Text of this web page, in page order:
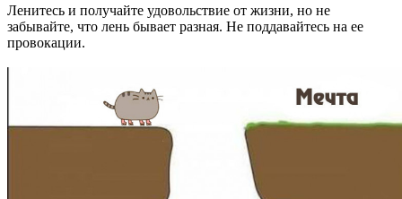
Ленитесь и получайте удовольствие от жизни, но не
забывайте, что лень бывает разная. Не поддавайтесь на ее
провокации.